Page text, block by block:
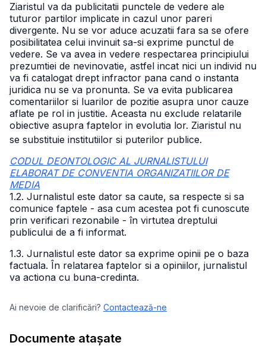
Ziaristul va da publicitatii punctele de vedere ale
tuturor partilor implicate in cazul unor pareri
divergente. Nu se vor aduce acuzatii fara sa se ofere
posibilitatea celui invinuit sa-si exprime punctul de
vedere. Se va avea in vedere respectarea principiului
prezumtiei de nevinovatie, astfel incat nici un individ nu
va fi catalogat drept infractor pana cand o instanta
juridica nu se va pronunta. Se va evita publicarea
comentariilor si luarilor de pozitie asupra unor cauze
aflate pe rol in justitie. Aceasta nu exclude relatarile
obiective asupra faptelor in evolutia lor. Ziaristul nu
se substituie institutiilor si puterilor publice.
CODUL DEONTOLOGIC AL JURNALISTULUI
ELABORAT DE CONVENTIA ORGANIZATIILOR DE
MEDIA
1.2. Jurnalistul este dator sa caute, sa respecte si sa
comunice faptele - asa cum acestea pot fi cunoscute
prin verificari rezonabile - în virtutea dreptului
publicului de a fi informat.
1.3. Jurnalistul este dator sa exprime opinii pe o baza
factuala. În relatarea faptelor si a opiniilor, jurnalistul
va actiona cu buna-credinta.
Ai nevoie de clarificări? Contactează-ne
Documente atașate